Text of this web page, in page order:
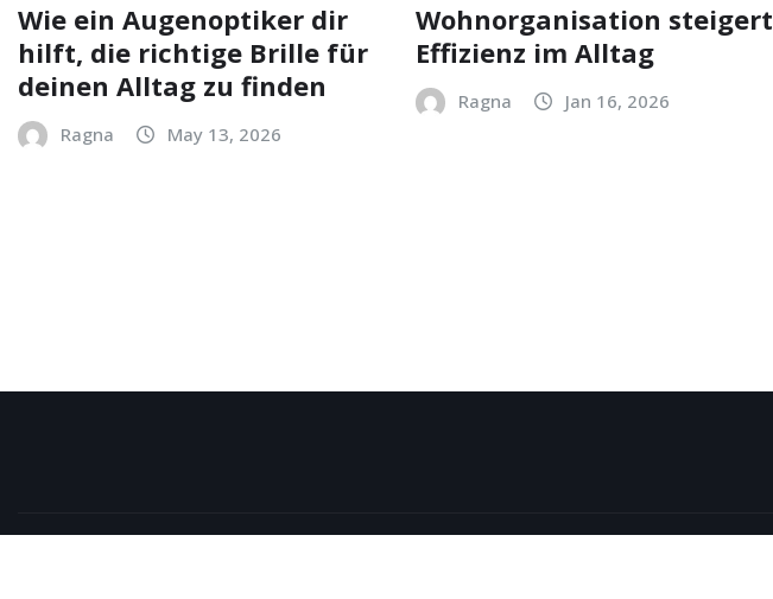
Wie ein Augenoptiker dir
hilft, die richtige Brille für
deinen Alltag zu finden
Ragna May 13, 2026
Wohnorganisation steigert
Effizienz im Alltag
Ragna Jan 16, 2026